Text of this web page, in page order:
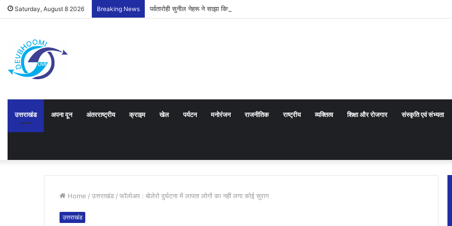
Saturday, August 8 2026 Breaking News पर्वतारोही सुनील नेहरू ने साझा किए ऑडेन्स कोल आरोहण के रोमांचक अनुभव
उत्तराखंड अपना दून अंतरराष्ट्रीय क्राइम खेल पर्यटन मनोरंजन राजनीतिक राष्ट्रीय व्यक्तित्व शिक्षा और रोजगार संस्कृति एवं संभ्यता
Home / उत्तराखंड / फॉलोअप : बोलेरो दुर्घटना में लापता लोगों का नहीं लगा कोई सुराग
उत्तराखंड